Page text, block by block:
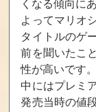
風雲黙示録～格
闘創世～
買取価格
35,000
くなる傾向に
よってマリオ
タイトルのゲ
前を聞いたこ
性が高いです。
中にはプレミ
発売当時の値